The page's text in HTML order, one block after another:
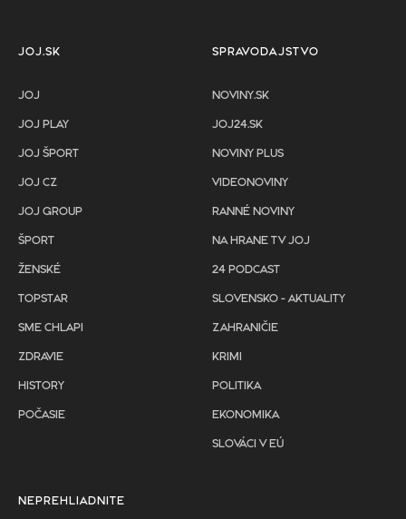
JOJ.SK
JOJ
JOJ PLAY
JOJ ŠPORT
JOJ CZ
JOJ GROUP
ŠPORT
ŽENSKÉ
TOPSTAR
SME CHLAPI
ZDRAVIE
HISTORY
POČASIE
SPRAVODAJSTVO
NOVINY.SK
JOJ24.SK
NOVINY PLUS
VIDEONOVINY
RANNÉ NOVINY
NA HRANE TV JOJ
24 PODCAST
SLOVENSKO - AKTUALITY
ZAHRANIČIE
KRIMI
POLITIKA
EKONOMIKA
SLOVÁCI V EÚ
NEPREHLIADNITE